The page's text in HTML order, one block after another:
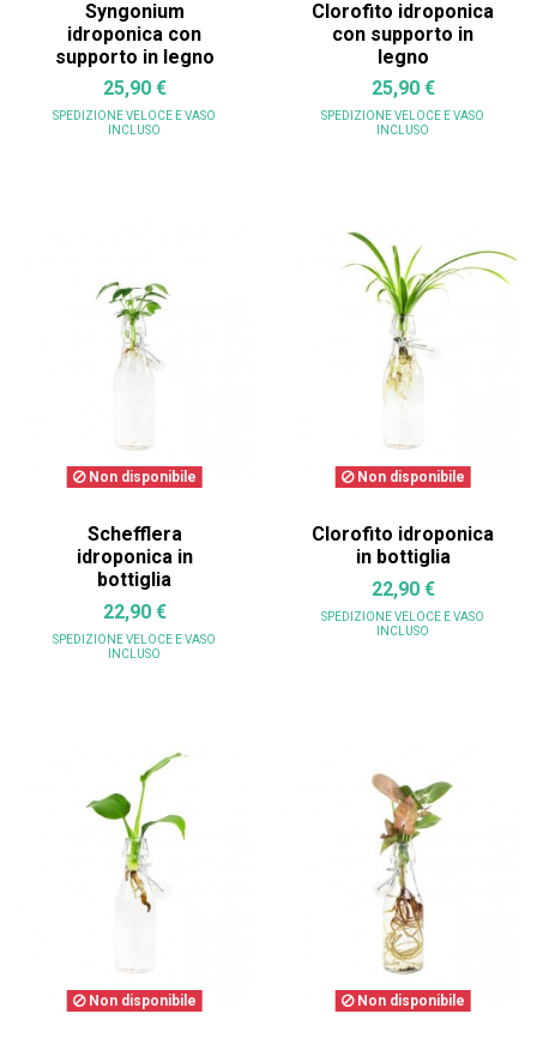
Syngonium
idroponica con
supporto in legno
25,90 €
SPEDIZIONE VELOCE E VASO
INCLUSO
Clorofito idroponica
con supporto in
legno
25,90 €
SPEDIZIONE VELOCE E VASO
INCLUSO
Non disponibile
Schefflera
idroponica in
bottiglia
22,90 €
SPEDIZIONE VELOCE E VASO
INCLUSO
Non disponibile
Clorofito idroponica
in bottiglia
22,90 €
SPEDIZIONE VELOCE E VASO
INCLUSO
Non disponibile Non disponibile